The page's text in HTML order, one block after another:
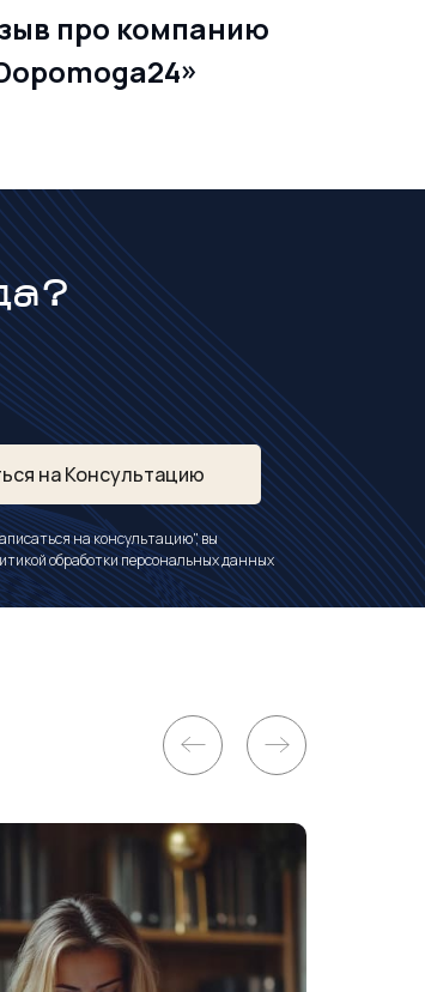
про компанию
на Консультацию
на консультацию", вы
обработки персональных данных